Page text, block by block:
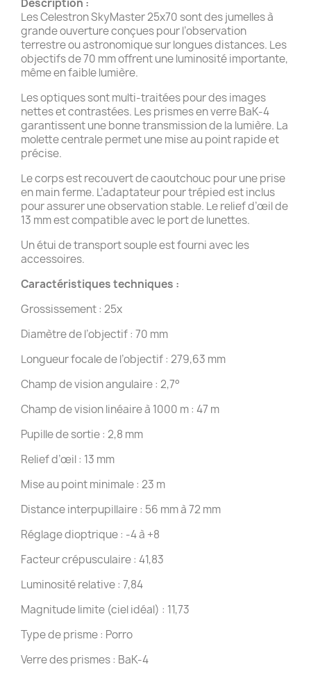
Les Celestron SkyMaster 25x70 sont des jumelles à
grande ouverture conçues pour l’observation
terrestre ou astronomique sur longues distances. Les
objectifs de 70 mm offrent une luminosité importante,
même en faible lumière.
Les optiques sont multi-traitées pour des images
nettes et contrastées. Les prismes en verre BaK-4
garantissent une bonne transmission de la lumière. La
molette centrale permet une mise au point rapide et
précise.
Le corps est recouvert de caoutchouc pour une prise
en main ferme. L’adaptateur pour trépied est inclus
pour assurer une observation stable. Le relief d’œil de
13 mm est compatible avec le port de lunettes.
Un étui de transport souple est fourni avec les
accessoires.
Caractéristiques techniques :
Grossissement : 25x
Diamètre de l’objectif : 70 mm
Longueur focale de l’objectif : 279,63 mm
Champ de vision angulaire : 2,7°
Champ de vision linéaire à 1000 m : 47 m
Pupille de sortie : 2,8 mm
Relief d’œil : 13 mm
Mise au point minimale : 23 m
Distance interpupillaire : 56 mm à 72 mm
Réglage dioptrique : -4 à +8
Facteur crépusculaire : 41,83
Luminosité relative : 7,84
Magnitude limite (ciel idéal) : 11,73
Type de prisme : Porro
Verre des prismes : BaK-4